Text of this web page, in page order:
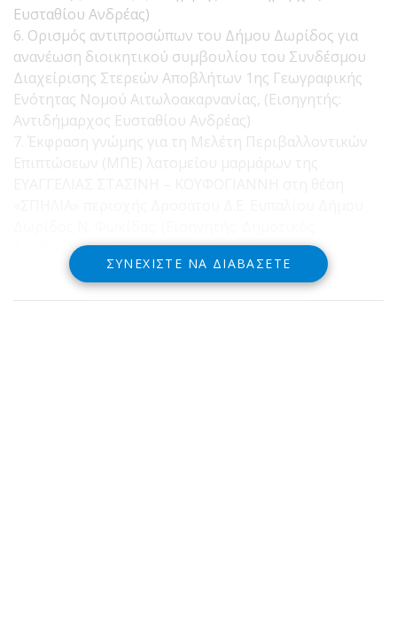
Ευσταθίου Ανδρέας)
6. Ορισμός αντιπροσώπων του Δήμου Δωρίδος για
ανανέωση διοικητικού συμβουλίου του Συνδέσμου
Διαχείρισης Στερεών Αποβλήτων 1ης Γεωγραφικής
Ενότητας Νομού Αιτωλοακαρνανίας, (Εισηγητής:
Αντιδήμαρχος Ευσταθίου Ανδρέας)
7. Έκφραση γνώμης για τη Μελέτη Περιβαλλοντικών
Σύμβουλος Καλλιαμπέτσος Παναγιώτης ).
ΣΥΝΕΧΊΣΤΕ ΝΑ ΔΙΑΒΆΣΕΤΕ